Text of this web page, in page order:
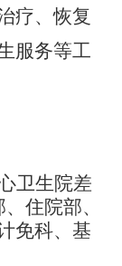
疗、恢复
服务等工
卫生院差
、住院部、
免科、基